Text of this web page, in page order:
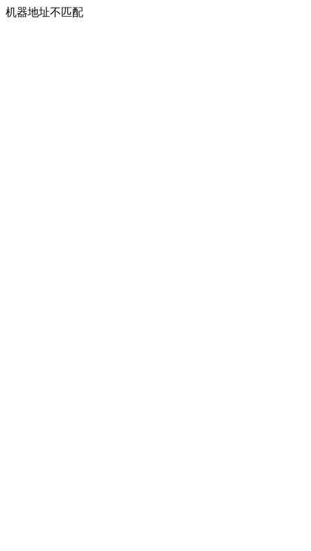
机器地址不匹配